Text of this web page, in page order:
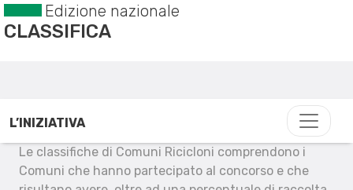
Edizione nazionale
CLASSIFICA
L’INIZIATIVA
Le classifiche di Comuni Ricicloni comprendono i
Comuni che hanno partecipato al concorso e che